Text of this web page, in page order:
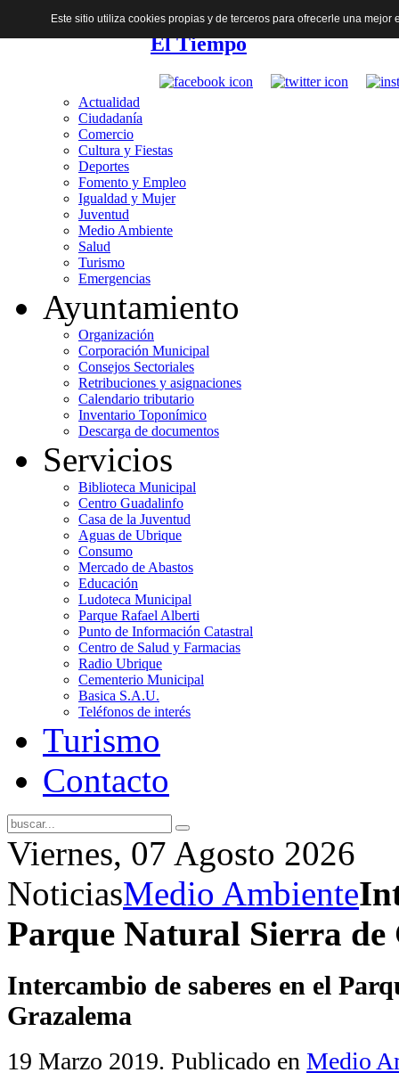
El Tiempo
Actualidad
Ciudadanía
Comercio
Cultura y Fiestas
Deportes
Fomento y Empleo
Igualdad y Mujer
Juventud
Medio Ambiente
Salud
Turismo
Emergencias
Ayuntamiento
Organización
Corporación Municipal
Consejos Sectoriales
Retribuciones y asignaciones
Calendario tributario
Inventario Toponímico
Descarga de documentos
Servicios
Biblioteca Municipal
Centro Guadalinfo
Casa de la Juventud
Aguas de Ubrique
Consumo
Mercado de Abastos
Educación
Ludoteca Municipal
Parque Rafael Alberti
Punto de Información Catastral
Centro de Salud y Farmacias
Radio Ubrique
Cementerio Municipal
Basica S.A.U.
Teléfonos de interés
Turismo
Contacto
Viernes, 07 Agosto 2026
NoticiasMedio Ambiente
Parque Natural Sierra de
Intercambio de saberes en el
Grazalema
19 Marzo 2019. Publicado en Medio
Este sitio utiliza cookies propias y de terceros para ofrecerle una